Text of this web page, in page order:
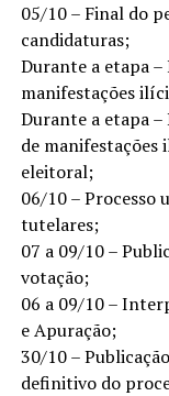
05/10 – Final do
candidaturas;
Durante a etapa
manifestações
Durante a etapa –
de manifestações
eleitoral;
06/10 – Processo
tutelares;
07 a 09/10 –
votação;
06 a 09/10 –
e Apuração;
30/10 –
definitivo do